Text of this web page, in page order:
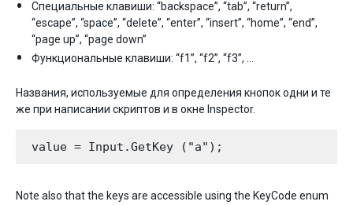
Специальные клавиши: “backspace”, “tab”, “return”,
“escape”, “space”, “delete”, “enter”, “insert”, “home”, “end”,
“page up”, “page down”
Функциональные клавиши: “f1”, “f2”, “f3”, …
Названия, используемые для определения кнопок одни и те
же при написании скриптов и в окне Inspector.
Note also that the keys are accessible using the KeyCode enum